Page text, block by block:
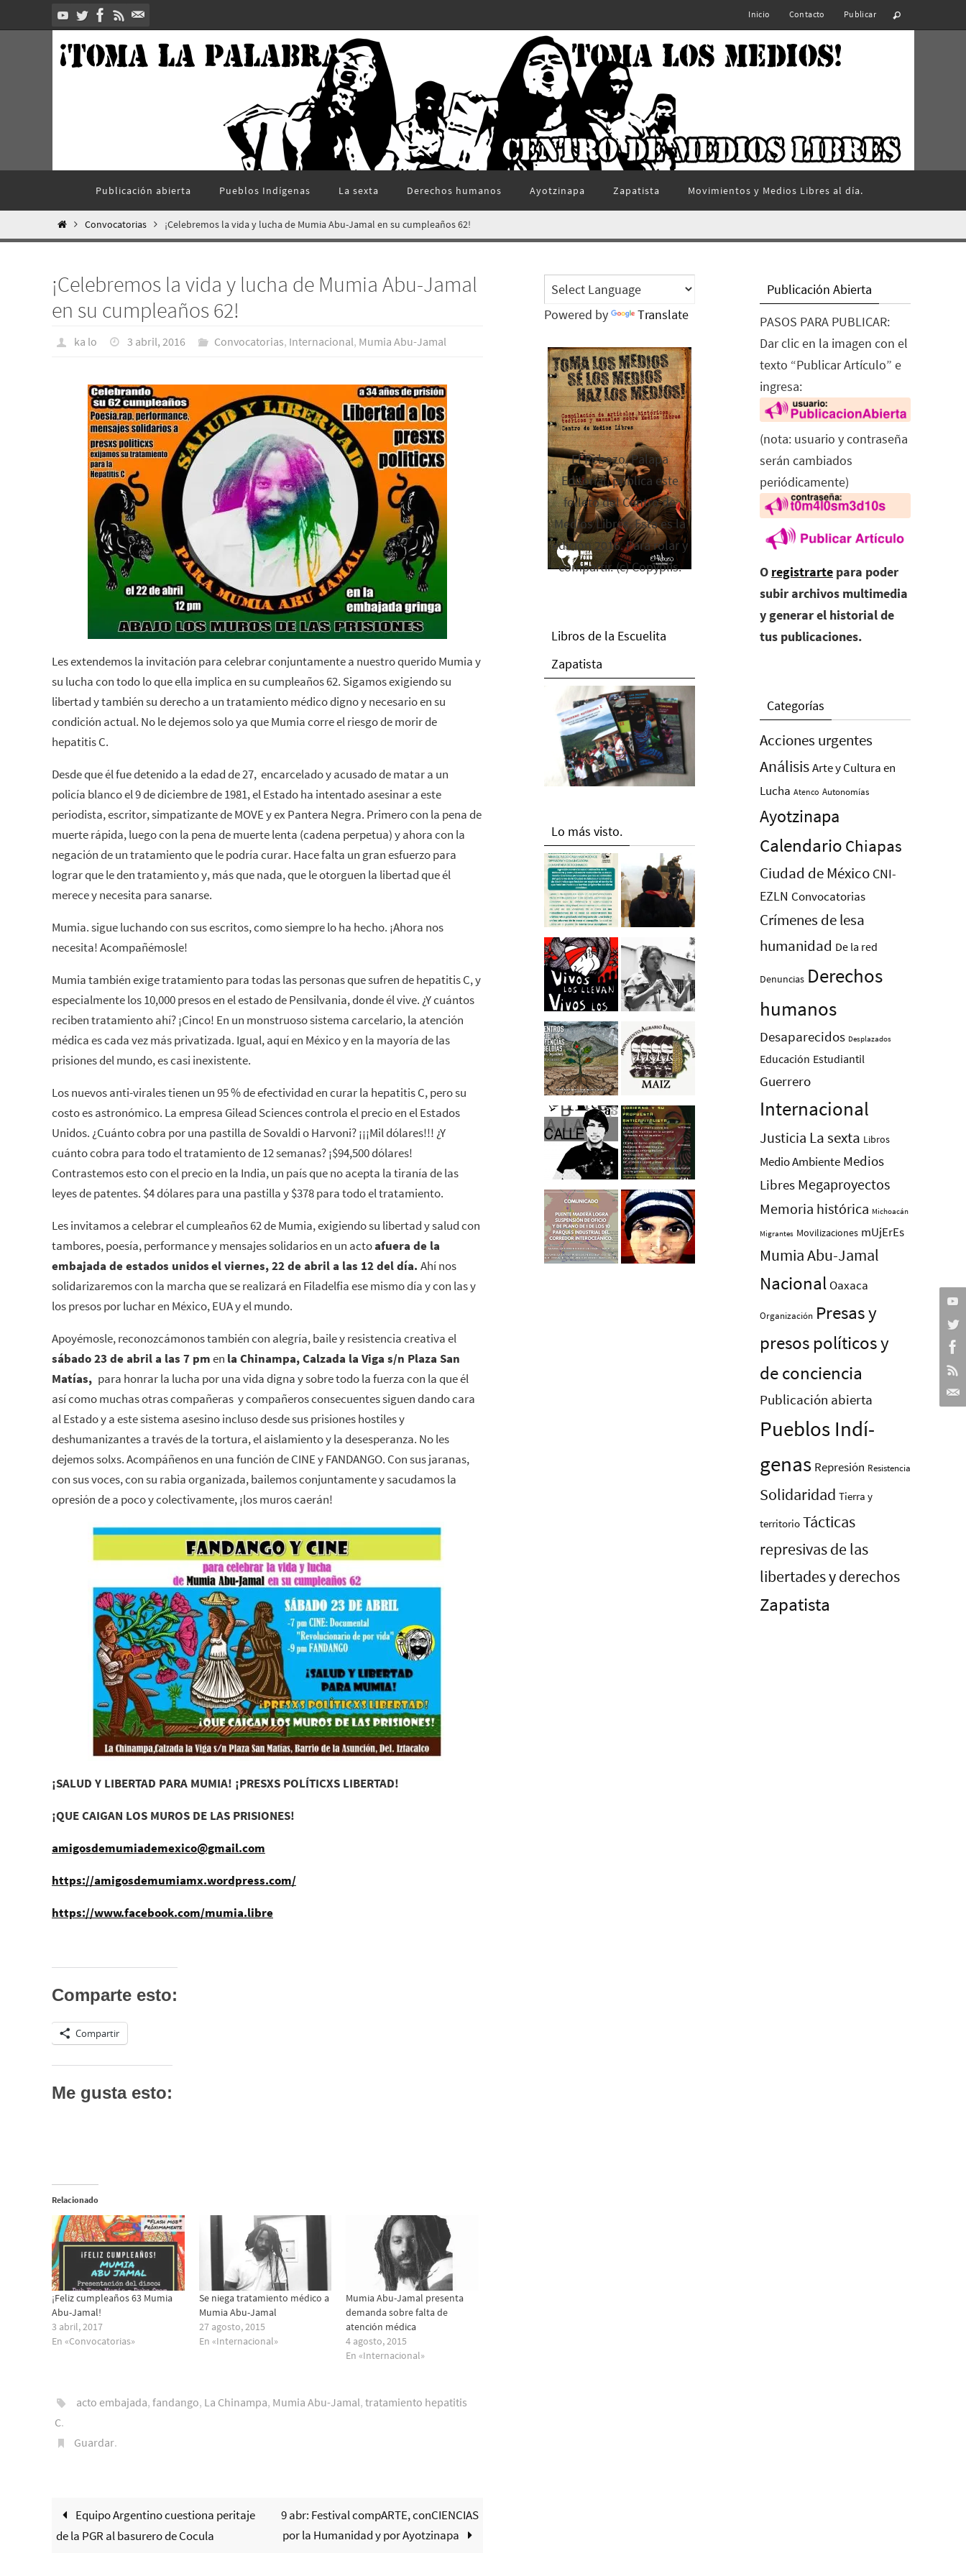
al
Inicio Contacto Publicar
contenido
Publicación abierta Pueblos Indí­genas La sexta Derechos humanos Ayotzinapa Zapatista Movimientos y Medios Libres al día.
InicioConvocatorias ¡Celebremos la vida y lucha de Mumia Abu-Jamal en su cumpleaños 62!
¡Celebremos la vida y lucha de Mumia Abu-Jamal
en su cumpleaños 62!
ka lo 3 abril, 2016 Convocatorias, Internacional, Mumia Abu-Jamal
Les extendemos la invitación para celebrar conjuntamente a nuestro querido Mumia y
su lucha con todo lo que ella implica en su cumpleaños 62. Sigamos exigiendo su
libertad y también su derecho a un tratamiento médico digno y necesario en su
condición actual. No le dejemos solo ya que Mumia corre el riesgo de morir de
hepatitis C.
Desde que él fue detenido a la edad de 27, encarcelado y acusado de matar a un
policía blanco el 9 de diciembre de 1981, el Estado ha intentado asesinar a este
periodista, escritor, simpatizante de MOVE y ex Pantera Negra. Primero con la pena de
muerte rápida, luego con la pena de muerte lenta (cadena perpetua) y ahora con la
negación de un tratamiento que le podría curar. Hace falta un gran esfuerzo para
lograr que le den tratamiento y, más que nada, que le otorguen la libertad que él
merece y necesita para sanarse.
Mumia. sigue luchando con sus escritos, como siempre lo ha hecho. ¡Ahora nos
necesita! Acompañémosle!
Mumia también exige tratamiento para todas las personas que sufren de hepatitis C, y
especialmente los 10,000 presos en el estado de Pensilvania, donde él vive. ¿Y cuántos
reciben tratamiento ahí? ¡Cinco! En un monstruoso sistema carcelario, la atención
médica es cada vez más privatizada. Igual, aquí en México y en la mayoría de las
prisiones del mundo, es casi inexistente.
Los nuevos anti-virales tienen un 95 % de efectividad en curar la hepatitis C, pero su
costo es astronómico. La empresa Gilead Sciences controla el precio en el Estados
Unidos. ¿Cuánto cobra por una pastilla de Sovaldi o Harvoni? ¡¡¡Mil dólares!!! ¿Y
cuánto cobra para todo el tratamiento de 12 semanas? ¡$94,500 dólares!
Contrastemos esto con el precio en la India, un país que no acepta la tiranía de las
leyes de patentes. $4 dólares para una pastilla y $378 para todo el tratamiento.
Les invitamos a celebrar el cumpleaños 62 de Mumia, exigiendo su libertad y salud con
tambores, poesía, performance y mensajes solidarios en un actoafuera de la
embajada de estados unidosel viernes, 22 de abril a las 12 del día. Ahí nos
solidarizaremos con la marcha que se realizará en Filadelfia ese mismo día y con las y
los presos por luchar en México, EUA y el mundo.
Apoyémosle, reconozcámonos también con alegría, baile y resistencia creativa el
sábado 23 de abril a las 7 pmen la Chinampa,Calzada la Viga s/n Plaza San
Matías, para honrar la lucha por una vida digna y sobre todo la fuerza con la que él
así como muchas otras compañeras y compañeros consecuentes siguen dando cara
al Estado y a este sistema asesino incluso desde sus prisiones hostiles y
deshumanizantes a través de la tortura, el aislamiento y la desesperanza. No les
dejemos solxs. Acompáñenos en una función de CINE y FANDANGO. Con sus jaranas,
con sus voces, con su rabia organizada, bailemos conjuntamente y sacudamos la
opresión de a poco y colectivamente, ¡los muros caerán!
¡SALUD Y LIBERTAD PARA MUMIA! ¡PRESXS POLÍTICXS LIBERTAD!
¡QUE CAIGAN LOS MUROS DE LAS PRISIONES!
amigosdemumiademexico@gmail.com
https://amigosdemumiamx.wordpress.com/
https://www.facebook.com/mumia.libre
Comparte esto:
Compartir
Me gusta esto:
Relacionado
¡Feliz cumpleaños 63 Mumia
Abu-Jamal!
3 abril, 2017
En «Convocatorias»
Se niega tratamiento médico a
Mumia Abu-Jamal
27 agosto, 2015
En «Internacional»
Mumia Abu-Jamal presenta
demanda sobre falta de
atención médica
4 agosto, 2015
En «Internacional»
acto embajada, fandango, La Chinampa, Mumia Abu-Jamal, tratamiento hepatitis
C.
Guardar.
Equipo Argentino cuestiona peritaje
de la PGR al basurero de Cocula
9 abr: Festival compARTE, conCIENCIAS
por la Humanidad y por Ayotzinapa
Powered by Translate
El Rebozo, Palapa
Editorial, publica este
folleto del Centro de
Medios Libres. Esta es la
edición 2016. Para rolar y
compartir. (c) Copyplis.
Libros de la Escuelita
Zapatista
Lo más visto.
Publicación Abierta
PASOS PARA PUBLICAR:
Dar clic en la imagen con el
texto “Publicar Artículo” e
ingresa:
(nota: usuario y contraseña
serán cambiados
periódicamente)
O registrarte para poder
subir archivos multimedia
y generar el historial de
tus publicaciones.
Categorías
Acciones urgentes
AnálisisArte y Cultura en
Lucha Atenco Autonomías
Ayotzinapa
Calendario Chiapas
Ciudad de México CNI-
EZLN Convocatorias
Crímenes de lesa
humanidad De la red
Denuncias Derechos
humanos
Desaparecidos Desplazados
Educación Estudiantil
Guerrero
Internacional
Justicia La sexta Libros
Medio Ambiente Medios
Libres Megaproyectos
Memoria histórica Michoacán
Migrantes Movilizaciones mUjErEs
Mumia Abu-Jamal
Nacional Oaxaca
Organización Presas y
presos polí­ticos y
de conciencia
Publicación abierta
Pueblos Indí­
genas Represión Resistencia
Solidaridad Tierra y
territorio Tácticas
represivas de las
libertades y derechos
Zapatista